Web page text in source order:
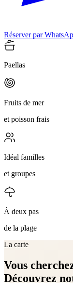
Réserver par
Paellas
Fruits de mer
et poisson frais
Idéal familles
et groupes
À deux pas
de la plage
La carte
Vous
Découvrez